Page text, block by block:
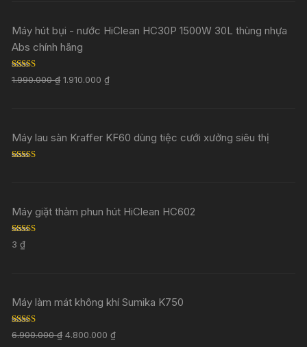
Máy hút bụi - nước HiClean HC30P 1500W 30L thùng nhựa
Abs chính hãng
Rated 5.00
out of 5
1.990.000₫ 1.910.000₫
Máy lau sàn Kraffer KF60 dùng tiệc cưới xưởng siêu thị
Máy giặt thảm phun hút HiClean HC602
Rated
out of 5
3₫
Máy làm mát không khí Sumika K750
Rated 5.00
out of 5
6.900.000₫ 4.800.000₫